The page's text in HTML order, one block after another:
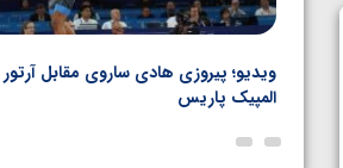
ویدیو؛ پیروزی هادی ساروی مقابل آرتور
المپیک پاریس